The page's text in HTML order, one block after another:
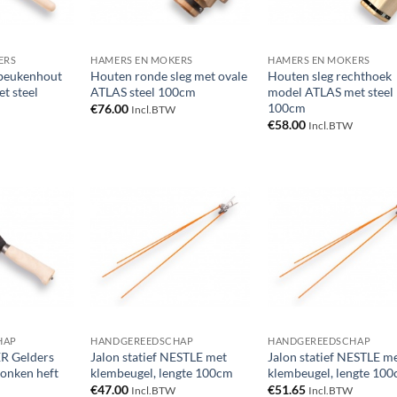
steel
HAMERS EN MOKERS
Houten ronde sleg met ovale
ATLAS steel 100cm
€76.00 Incl.BTW
HAMERS EN MOKERS
Houten sleg rechthoek
model ATLAS met steel
100cm
€58.00 Incl.BTW
Gelders
heft
Toevoegen
aan
verlanglijst
HANDGEREEDSCHAP
Jalon statief NESTLE met
klembeugel, lengte 100cm
€47.00 Incl.BTW
aan
HANDGEREEDSCHAP
Jalon statief NESTLE
klembeugel, lengte
€51.65 Incl.BTW